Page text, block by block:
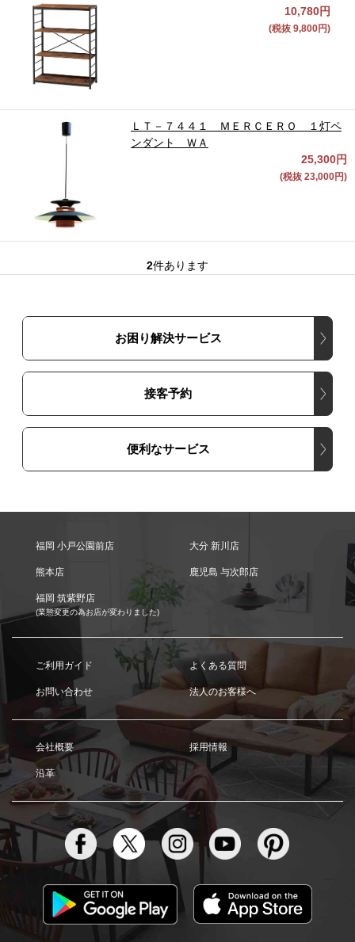
10,780円
(税抜 9,800円)
ＬＴ－７４４１ ＭＥＲＣＥＲＯ １灯ペ
ンダント ＷＡ
25,300円
(税抜 23,000円)
2件あります
お困り解決サービス
接客予約
便利なサービス
福岡 小戸公園前店 大分 新川店
熊本店 鹿児島 与次郎店
福岡 筑紫野店
(業態変更の為お店が変わりました)
ご利用ガイド よくある質問
お問い合わせ 法人のお客様へ
会社概要 採用情報
沿革